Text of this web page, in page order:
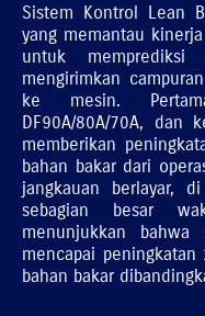
Sistem Kontrol Lean
yang memantau
untuk
mengirimkan
ke mesin.
DF90A/80A/70A, dan
memberikan
bahan bakar dari
jangkauan berlayar,
sebagian besar
menunjukkan bahwa
mencapai
bahan bakar